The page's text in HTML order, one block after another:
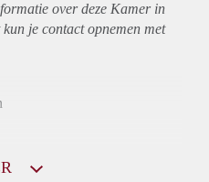
over deze Kamer in
je contact opnemen met